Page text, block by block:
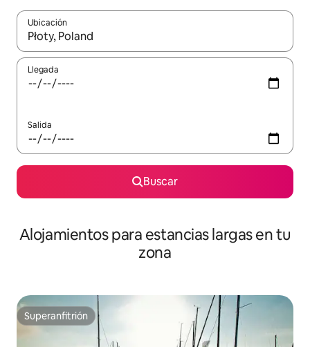
Ubicación
Cuando los resultados estén disponibles, podrás navegar
Llegada
Salida
Buscar
Alojamientos para estancias largas en tu
zona
Superanfitrión
Superanfitrión